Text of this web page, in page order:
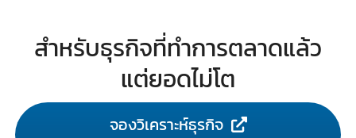
สำหรับธุรกิจที่ทำการตลาดแล้ว
แต่ยอดไม่โต
จองวิเคราะห์ธุรกิจ